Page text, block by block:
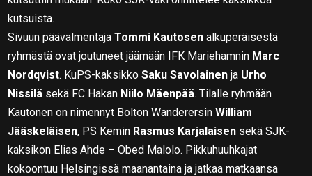
kutsuista.
Sivuun päävalmentaja Tommi Kautosen alkuperäisestä
ryhmästä ovat joutuneet jäämään IFK Mariehamnin Marc
Nordqvist. KuPS-kaksikkoSaku Savolainenja Urho
Nissilä sekä FC Hakan Niilo Mäenpää. Tilalle ryhmään
Kautonen on nimennyt Bolton WanderersinWilliam
Jääskeläisen, PS Kemin Rasmus Karjalaisen sekä SJK-
kaksikon Elias Ahde – Obed Malolo. Pikkuhuuhkajat
kokoontuu Helsingissä maanantaina ja jatkaa matkaansa